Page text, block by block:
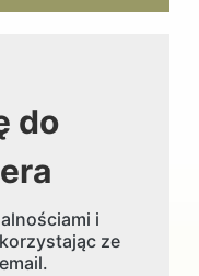
do
i
ze